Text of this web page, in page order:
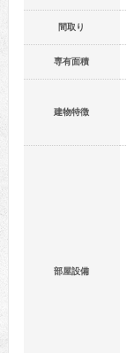
間取り
専有面積
建物特徴
部屋設備